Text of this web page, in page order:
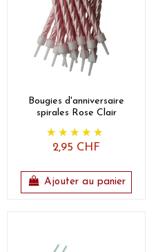
Bougies d'anniversaire
spirales Rose Clair
2,95 CHF
Ajouter au panier